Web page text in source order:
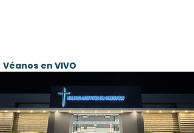
Véanos en VIVO